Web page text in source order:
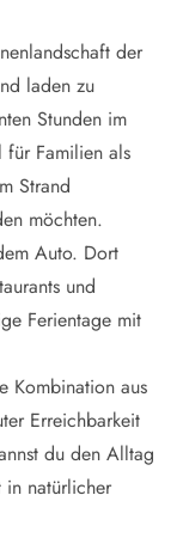
der
laden zu
Stunden im
für Familien als
Strand
möchten.
Auto. Dort
und
Ferientage mit
Kombination aus
Erreichbarkeit
du den Alltag
in natürlicher